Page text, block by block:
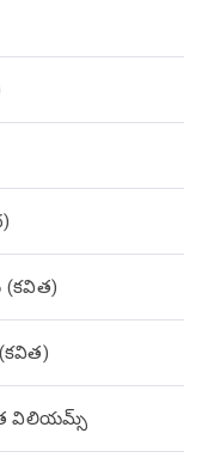
(కవిత)
విలియమ్స్